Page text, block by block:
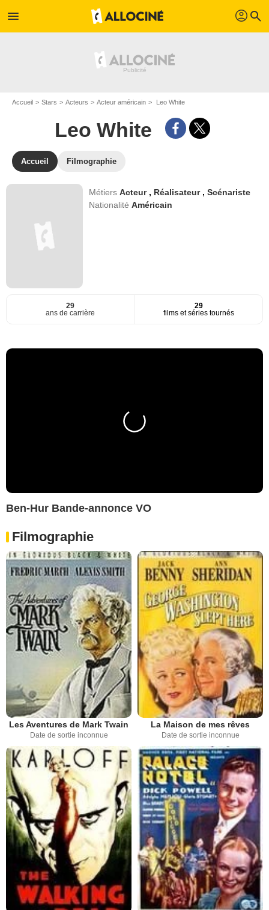
menu profil search
Accueil Stars Acteurs Acteur américain Leo White
Leo White
Accueil Filmographie
MétiersActeur , Réalisateur ,Scénariste
NationalitéAméricain
29
ans de carrière
29
films et séries tournés
Ben-Hur Bande-annonce VO
Filmographie
Les Aventures de Mark Twain
Date de sortie inconnue
La Maison de mes rêves
Date de sortie inconnue